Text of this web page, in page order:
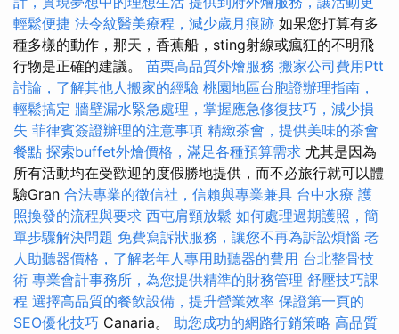
輕鬆便捷 法令紋醫美療程，減少歲月痕跡 如果您打算有多
種多樣的動作，那天，香蕉船，sting射線或瘋狂的不明飛
行物是正確的建議。 苗栗高品質外燴服務 搬家公司費用Ptt
討論，了解其他人搬家的經驗 桃園地區台胞證辦理指南，
輕鬆搞定 牆壁漏水緊急處理，掌握應急修復技巧，減少損
失 菲律賓簽證辦理的注意事項 精緻茶會，提供美味的茶會
餐點 探索buffet外燴價格，滿足各種預算需求 尤其是因為
所有活動均在受歡迎的度假勝地提供，而不必旅行就可以體
驗Gran 合法專業的徵信社，信賴與專業兼具 台中水療 護
照換發的流程與要求 西屯肩頸放鬆 如何處理過期護照，簡
單步驟解決問題 免費寫訴狀服務，讓您不再為訴訟煩惱 老
人助聽器價格，了解老年人專用助聽器的費用 台北整骨技
術 專業會計事務所，為您提供精準的財務管理 舒壓技巧課
程 選擇高品質的餐飲設備，提升營業效率 保證第一頁的
SEO優化技巧 Canaria。 助您成功的網路行銷策略 高品質